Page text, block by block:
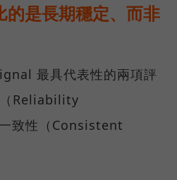
的是長期穩定、而非
最具代表性的兩項評
Reliability
致性（Consistent